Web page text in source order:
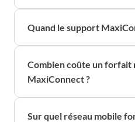
Quand le support
Combien coûte un forfait
MaxiConnect ?
Sur quel réseau mobile